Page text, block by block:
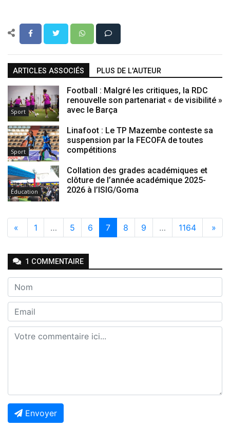
ARTICLES ASSOCIÉS PLUS DE L'AUTEUR
Sport
Football : Malgré les critiques, la RDC
renouvelle son partenariat « de visibilité »
avec le Barça
Sport
Linafoot : Le TP Mazembe conteste sa
suspension par la FECOFA de toutes
compétitions
Éducation
Collation des grades académiques et
clôture de l’année académique 2025-
2026 à l’ISIG/Goma
« 1 … 5 6 7 8 9 … 1164 »
1 COMMENTAIRE
Envoyer